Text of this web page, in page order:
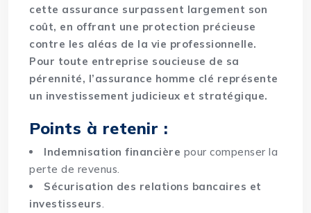
cette assurance surpassent largement son
coût, en offrant une protection précieuse
contre les aléas de la vie professionnelle.
Pour toute entreprise soucieuse de sa
pérennité, l’assurance homme clé représente
un investissement judicieux et stratégique.
Points à retenir :
Indemnisation financière pour compenser la
perte de revenus.
Sécurisation des relations bancaires et
investisseurs.